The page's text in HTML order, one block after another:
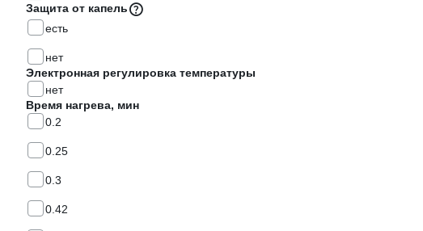
Защита от капель
есть
нет
Электронная регулировка температуры
нет
Время нагрева, мин
0.2
0.25
0.3
0.42